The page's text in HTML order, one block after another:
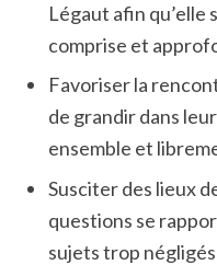
Légaut afin qu’elle
comprise et
Favoriser la
de grandir dans
ensemble et
Susciter des lieux
questions se
sujets trop négligés